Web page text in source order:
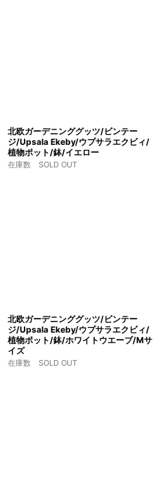
北欧ガーデニンググッツ/ビンテー
ジ/Upsala Ekeby/ウプサラエクビィ/
植物ポット/鉢/イエロー
在庫数 SOLD OUT
北欧ガーデニンググッツ/ビンテー
ジ/Upsala Ekeby/ウプサラエクビィ/
植物ポット/鉢/ホワイトウエーブ/Mサ
イズ
在庫数 SOLD OUT